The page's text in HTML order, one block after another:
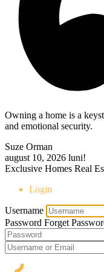
Owning a home is a
and emotional security.
Suze Orman
august 10, 2026 luni!
Exclusive Homes Real
Login
Username
Password Forget